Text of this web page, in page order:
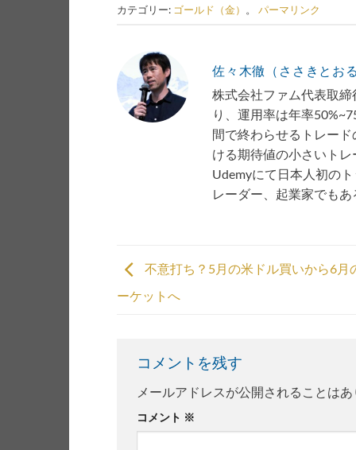
カテゴリー: ゴールド（金） 。 パーマリンク
佐々木徹（ささきとお
株式会社ファム代表取
り、運用率は年率
間で終わらせるトレー
ける期待値の小さいト
Udemyにて日本人初の
レーダー、起業家でもあ
不意打ち？5月の米ドル買いから6月
ーケットへ
コメントを残す
メールアドレスが公開されることは
コメント ※